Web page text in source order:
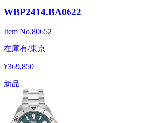
WBP2414.BA0622
Item No.80652
在庫有/東京
¥369,850
新品